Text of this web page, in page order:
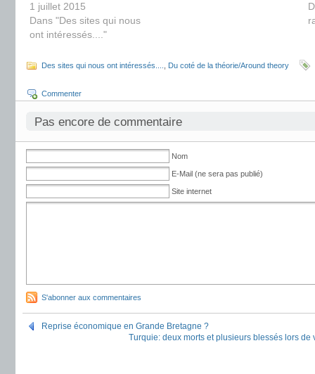
1 juillet 2015
Dans "Des sites qui nous
ont intéressés...."
Des sites qui nous ont intéressés.... Du coté de la théorie/Around theory
Commenter
Pas encore de commentaire
Nom
E-Mail (ne sera pas publié)
Site internet
S'abonner aux commentaires
Reprise économique en Grande Bretagne ?
Turquie: deux morts et plusieurs blessés lors de